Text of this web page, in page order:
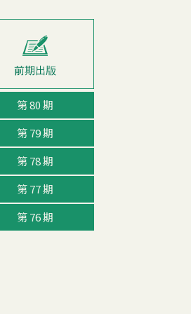
第 80 期
第 79 期
第 78 期
第 77 期
第 76 期